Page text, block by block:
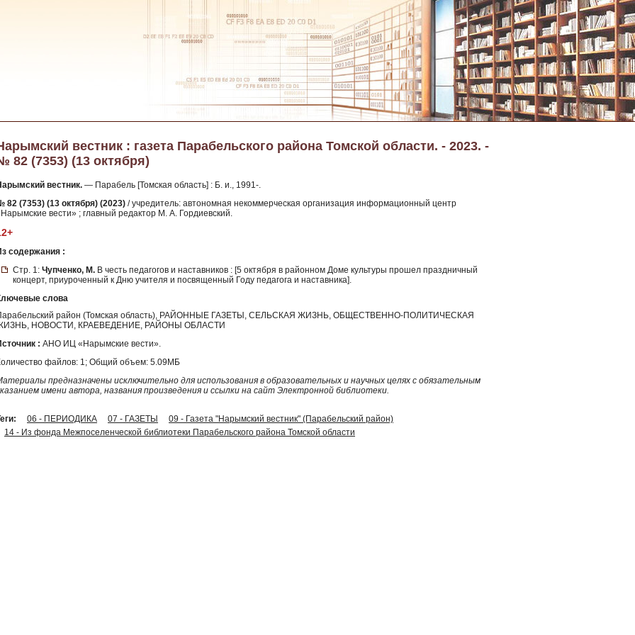
вестник : газета Парабельского района Томской области. - 2023. -
82 (7353) (13 октября)
вестник. — Парабель [Томская область] : Б. и., 1991-.
82 (7353) (13 октября) (2023) / учредитель: автономная некоммерческая организация информационный центр
вести» ; главный редактор М. А. Гордиевский.
содержания :
Стр. 1: Чупченко, М. В честь педагогов и наставников : [5 октября в районном Доме культуры прошел праздничный
концерт, приуроченный к Дню учителя и посвященный Году педагога и наставника].
слова
район (Томская область), РАЙОННЫЕ ГАЗЕТЫ, СЕЛЬСКАЯ ЖИЗНЬ, ОБЩЕСТВЕННО-ПОЛИТИЧЕСКАЯ
НОВОСТИ, КРАЕВЕДЕНИЕ, РАЙОНЫ ОБЛАСТИ
: АНО ИЦ «Нарымские вести».
файлов: 1; Общий объем: 5.09МБ
предназначены исключительно для использования в образовательных и научных целях с обязательным
имени автора, названия произведения и ссылки на сайт Электронной библиотеки.
06 - ПЕРИОДИКА 07 - ГАЗЕТЫ
09 - Газета "Нарымский вестник" (Парабельский район)
14 - Из фонда Межпоселенческой библиотеки Парабельского района Томской области